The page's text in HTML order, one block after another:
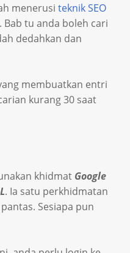
menerusi teknik SEO
Bab tu anda boleh cari
dedahkan dan
membuatkan entri
kurang 30 saat
khidmat Google
. Ia satu perkhidmatan
Sesiapa pun